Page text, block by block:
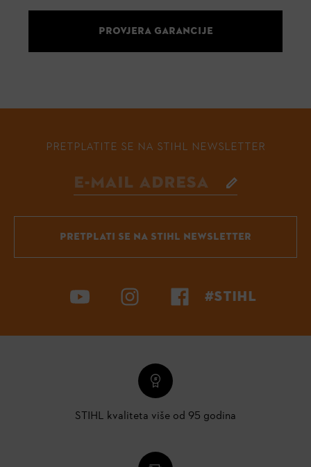
PROVJERA GARANCIJE
PRETPLATITE SE NA STIHL NEWSLETTER
PRETPLATI SE NA STIHL NEWSLETTER
#STIHL
STIHL kvaliteta više od 95 godina